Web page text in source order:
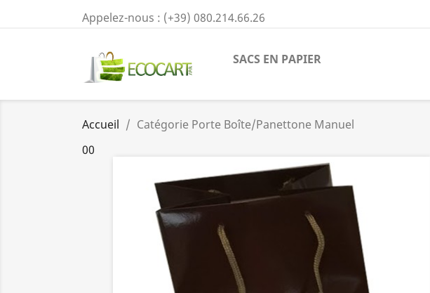
Appelez-nous : (+39) 080.214.66.26
SACS EN PAPIER
Accueil
Catégorie Porte Boîte/Panettone Manuel
00